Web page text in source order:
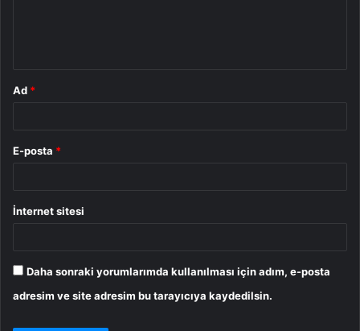
Ad *
E-posta *
İnternet sitesi
Daha sonraki yorumlarımda kullanılması için adım, e-posta
adresim ve site adresim bu tarayıcıya kaydedilsin.